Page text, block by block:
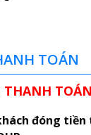
TOÁN
đóng